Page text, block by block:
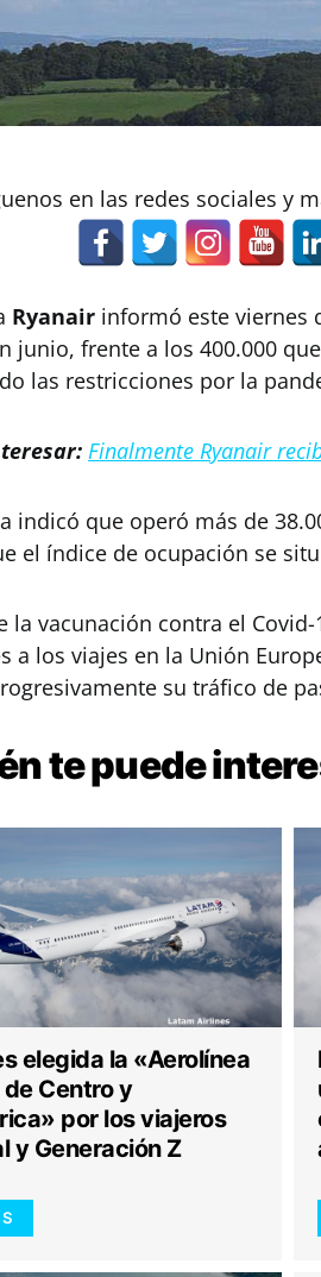
en las redes sociales y
Ryanair informó este viernes
junio, frente a los 400.000
las restricciones por la
Finalmente Ryanair
indicó que operó más de
el índice de ocupación se
la vacunación contra el
a los viajes en la Unión
su tráfico de
te puede
elegida la «Aerolínea
Centro y
por los viajeros
y Generación Z